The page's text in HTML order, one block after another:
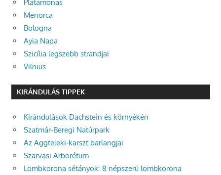
Platamonas
Menorca
Bologna
Ayia Napa
Szicília legszebb strandjai
Vilnius
KIRÁNDULÁS TIPPEK
Kirándulások Dachstein és környékén
Szatmár-Beregi Natúrpark
Az Aggteleki-karszt barlangjai
Szarvasi Arborétum
Lombkorona sétányok: 8 népszerű lombkorona